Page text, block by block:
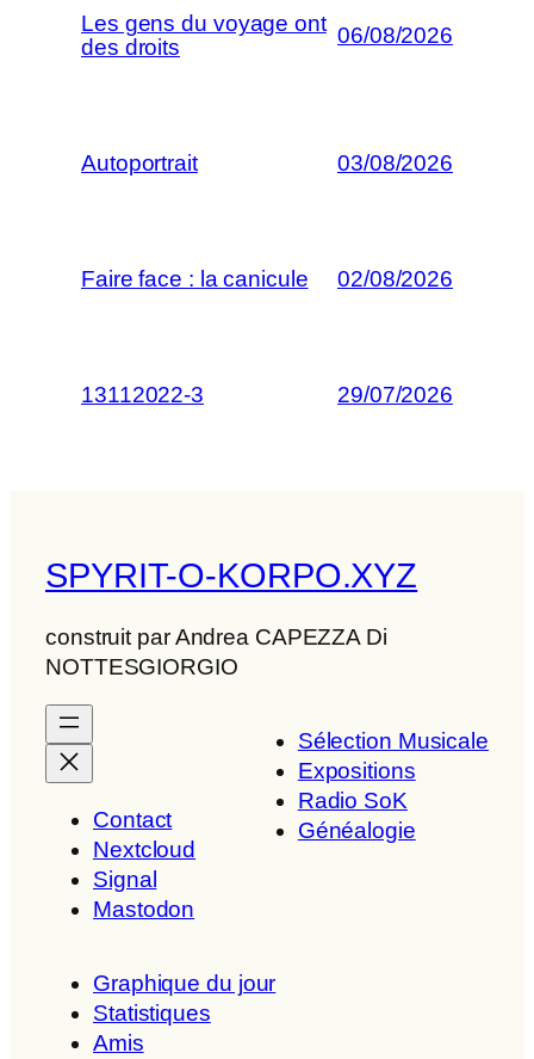
Les gens du voyage ont
des droits
06/08/2026
Autoportrait 03/08/2026
Faire face : la canicule 02/08/2026
13112022-3 29/07/2026
SPYRIT-O-KORPO.XYZ
construit par Andrea CAPEZZA Di
NOTTESGIORGIO
Contact
Nextcloud
Signal
Mastodon
Sélection Musicale
Expositions
Radio SoK
Généalogie
Graphique du jour
Statistiques
Amis